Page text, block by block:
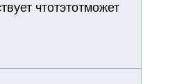
чтотэтотможет